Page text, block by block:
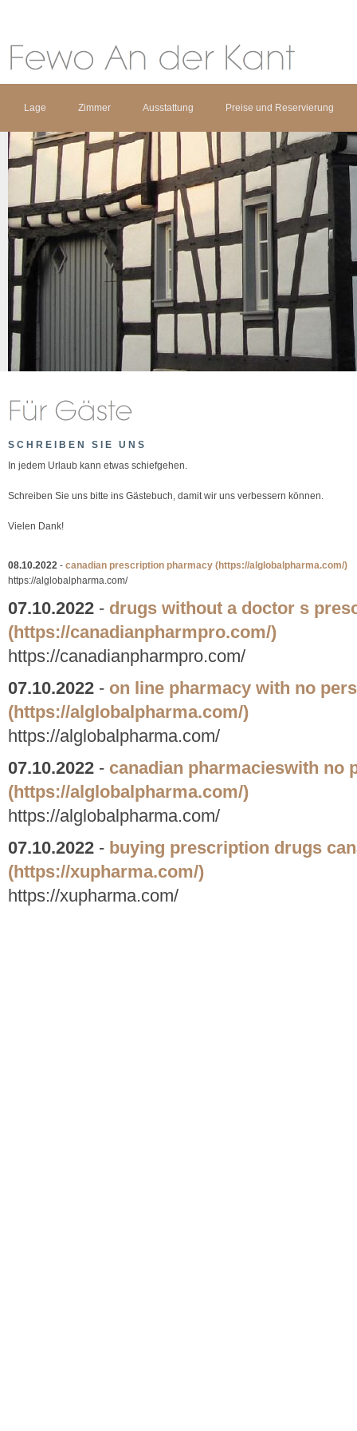
Lage Zimmer Ausstattung Preise und Reservierung
SCHREIBEN SIE UNS
In jedem Urlaub kann etwas schiefgehen.
Schreiben Sie uns bitte ins Gästebuch, damit wir uns verbessern können.
Vielen Dank!
08.10.2022 - canadian prescription pharmacy (https://alglobalpharma.com/)
https://alglobalpharma.com/
07.10.2022 - drugs without a doctor s
(https://canadianpharmpro.com/)
https://canadianpharmpro.com/
07.10.2022 - on line pharmacy with no
(https://alglobalpharma.com/)
https://alglobalpharma.com/
07.10.2022 - canadian pharmacieswith no
(https://alglobalpharma.com/)
https://alglobalpharma.com/
07.10.2022 - buying prescription drugs
(https://xupharma.com/)
https://xupharma.com/